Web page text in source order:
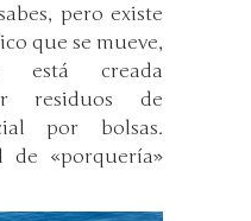
pero existe
que se mueve,
creada
residuos de
por bolsas.
de «porquería»